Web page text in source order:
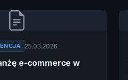
własnego chatbota AI.
25.03.2026
e-commerce w